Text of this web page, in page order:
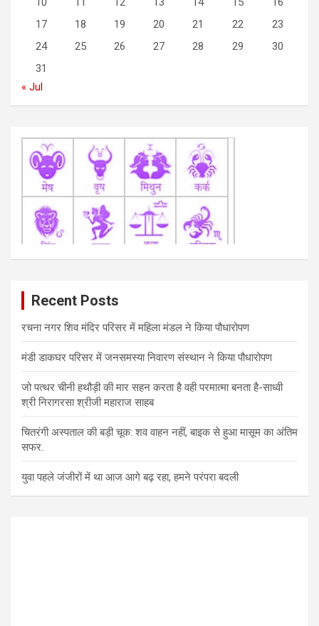
17
18 19 20 21 22
23
24
25 26 27 28 29
30
31
« Jul
Recent Posts
रचना नगर शिव मंदिर परिसर में महिला मंडल ने किया पौधारोपण
मंडी डाकघर परिसर में जनसमस्या निवारण संस्थान ने किया पौधारोपण
जो पत्थर चीनी हथौड़ी की मार सहन करता है वही परमात्मा बनता है-साध्वी
श्री निरागरसा श्रीजी महाराज साहब
चितरंगी अस्पताल की बड़ी चूक: शव वाहन नहीं, बाइक से हुआ मासूम का अंतिम
सफर.
युवा पहले जंजीरों में था आज आगे बढ़ रहा, हमने परंपरा बदली